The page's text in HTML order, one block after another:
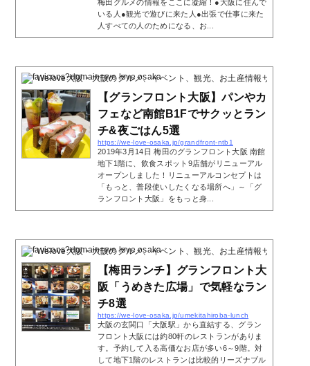
梅田グルメの情報をここに凝縮！●大阪に住んで
いる人●観光で遊びに来た人●出張で仕事に来た
人すべての人のためになる、お...
Welove大阪・大阪のグルメ、イベント、観光、お土産情報サイト
【グランフロント大阪】パンやカ
フェなど南館B1Fでサクッとラン
チ&夜ごはん5選
https://we-love-osaka.jp/grandfront-ntb1
2019年3月14日 梅田のグランフロント大阪 南館
地下1階に、飲食スポット9店舗がリニューアル
オープンしました！リニューアルコンセプトは
「もっと、普段使いしたくなる場所へ」～「グ
ランフロント大阪」をもっと身...
Welove大阪・大阪のグルメ、イベント、観光、お土産情報サイト
【梅田ランチ】グランフロント大
阪「うめきた広場」で気軽なラン
チ8選
https://we-love-osaka.jp/umekitahiroba-lunch
大阪の玄関口「大阪駅」から直結する、グラン
フロント大阪には約80軒のレストランがありま
す。予約して入る高価なお店が多い6～9階。対
して地下1階のレストランは比較的リーズナブル